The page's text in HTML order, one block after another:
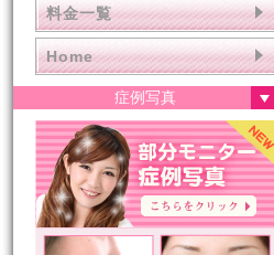
料金一覧
Home
症例写真